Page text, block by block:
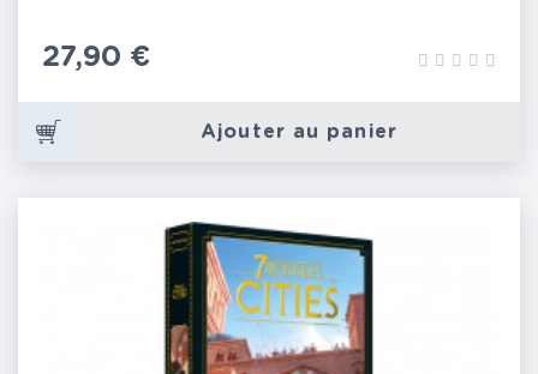
Prix
27,90 €
Ajouter au panier